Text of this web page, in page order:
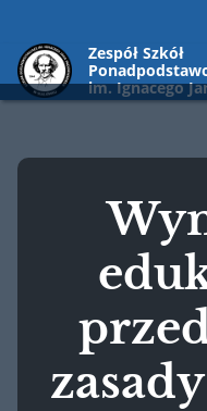
Zespół Szkół
im. Ignacego
Paderewskiego